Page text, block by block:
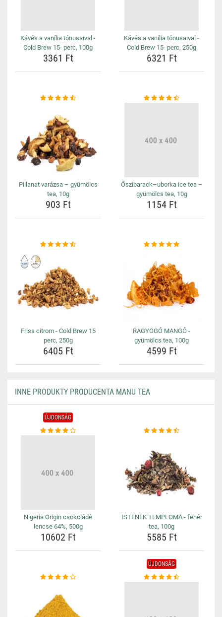
Kávés a vanília tónusaival -
Cold Brew 15- perc, 100g
3361 Ft
Kávés a vanília tónusaival -
Cold Brew 15- perc, 250g
6321 Ft
Pillanat varázsa – gyümölcs
tea, 10g
903 Ft
Őszibarack–uborka ice tea –
gyümölcs tea, 10g
1154 Ft
Friss citrom - Cold Brew 15
perc, 250g
6405 Ft
RAGYOGÓ MANGÓ -
gyümölcs tea, 100g
4599 Ft
INNE PRODUKTY PRODUCENTA MANU TEA
ÚJDONSÁG
Nigeria Origin csokoládé
lencse 64%, 500g
10602 Ft
ISTENEK TEMPLOMA - fehér
tea, 100g
5585 Ft
ÚJDONSÁG